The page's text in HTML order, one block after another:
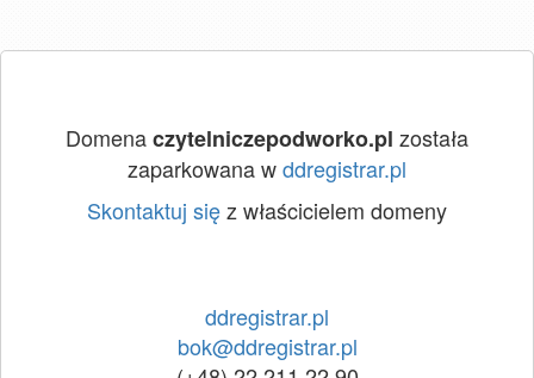
Domenaczytelniczepodworko.pl została
zaparkowana wddregistrar.pl
Skontaktuj sięz właścicielem domeny
ddregistrar.pl
bok@ddregistrar.pl